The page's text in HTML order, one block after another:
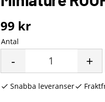
99 kr
Antal
+
-
Snabba leveranser